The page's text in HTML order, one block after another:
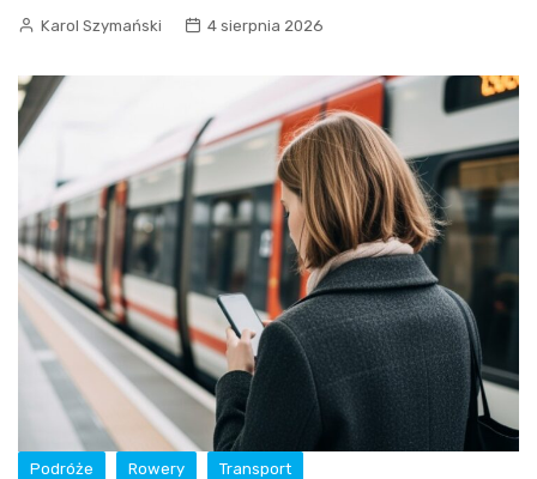
Karol Szymański 4 sierpnia 2026
Podróże Rowery Transport